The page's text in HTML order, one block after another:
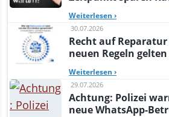
Weiterlesen ›
30.07.2026
Recht auf
neuen Regeln
Weiterlesen ›
29.07.2026
Achtung: Polizei
neue WhatsApp-